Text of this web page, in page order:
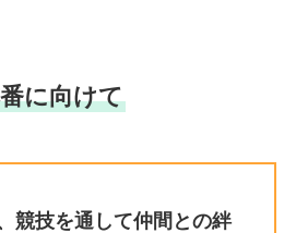
に向けて
競技を通して仲間との絆